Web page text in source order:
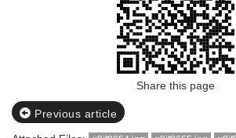
Share this page
Previous article